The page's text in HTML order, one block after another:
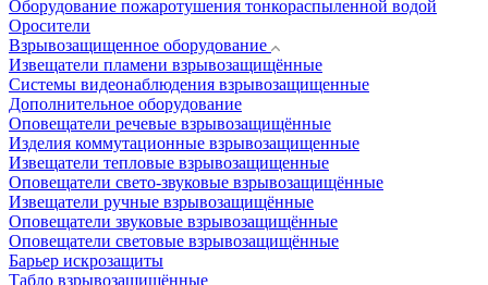
Оборудование пожаротушения тонкораспыленной водой
Оросители
Взрывозащищенное оборудование
Извещатели пламени взрывозащищённые
Системы видеонаблюдения взрывозащищенные
Дополнительное оборудование
Оповещатели речевые взрывозащищённые
Изделия коммутационные взрывозащищенные
Извещатели тепловые взрывозащищенные
Оповещатели свето-звуковые взрывозащищённые
Извещатели ручные взрывозащищённые
Оповещатели звуковые взрывозащищённые
Оповещатели световые взрывозащищённые
Барьер искрозащиты
Табло взрывозащищённые